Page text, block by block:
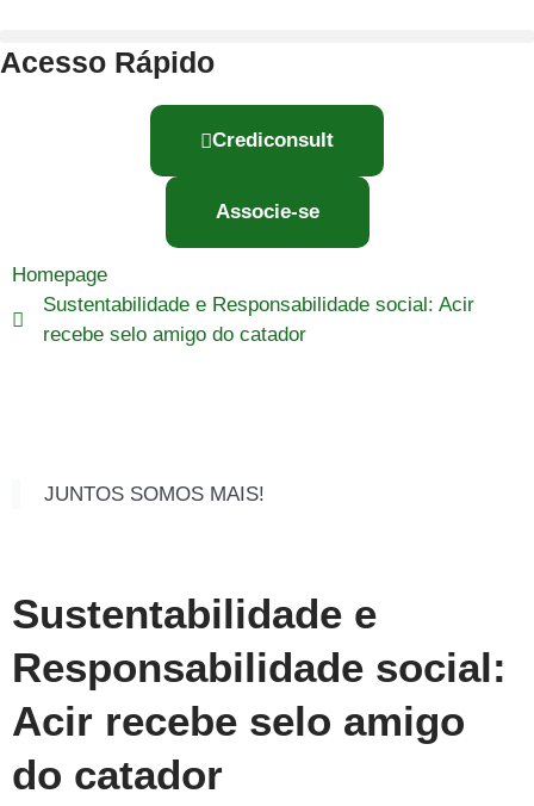
Acesso Rápido
Crediconsult
Associe-se
Homepage
Sustentabilidade e Responsabilidade social: Acir
recebe selo amigo do catador
JUNTOS SOMOS MAIS!
Sustentabilidade e
Responsabilidade social:
Acir recebe selo amigo
do catador